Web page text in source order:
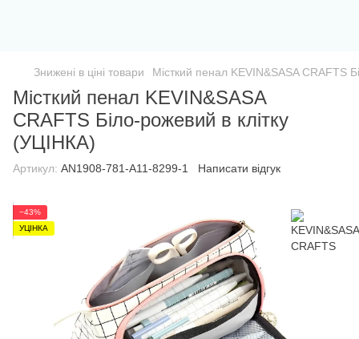
Знижені в ціні товари Місткий пенал KEVIN&SASA CRAFTS
Місткий пенал KEVIN&SASA
CRAFTS Біло-рожевий в клітку
(УЦІНКА)
Артикул: AN1908-781-A11-8299-1 Написати відгук
−43%
УЦІНКА